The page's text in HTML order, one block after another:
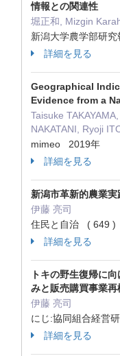
情報との関連性
堀正和, Mizgin
新潟大学農学部研
詳細を見る
Geographical
Evidence from a
Taisuke
NAKATANI, Ryoji
mimeo 2019年
詳細を見る
新潟市革新的農業
伊藤 亮司
住民と自治 ( 649
詳細を見る
トキの野生復帰に
みと販売購買事業再
伊藤 亮司
にじ:協同組合経
詳細を見る